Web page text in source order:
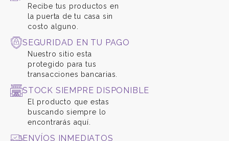
Recibe tus productos en
la puerta de tu casa sin
costo alguno.
SEGURIDAD EN TU PAGO
Nuestro sitio esta
protegido para tus
transacciones bancarias.
STOCK SIEMPRE DISPONIBLE
El producto que estas
buscando siempre lo
encontrarás aquí.
ENVÍOS INMEDIATOS